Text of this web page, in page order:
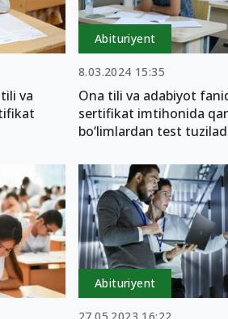
va
Abituriyent
8.03.2024 15:35
Ona tili va adabiyot
sertifikat imtihonida
bo‘limlardan test
Abituriyent